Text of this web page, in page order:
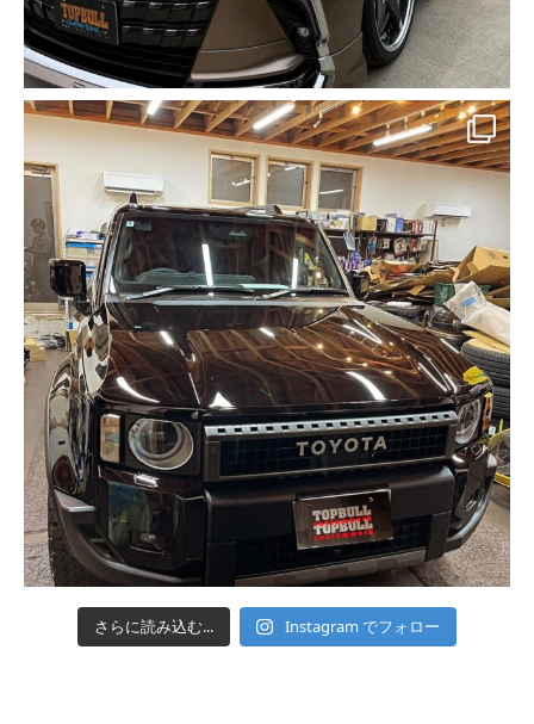
さらに読み込む... Instagram でフォロー